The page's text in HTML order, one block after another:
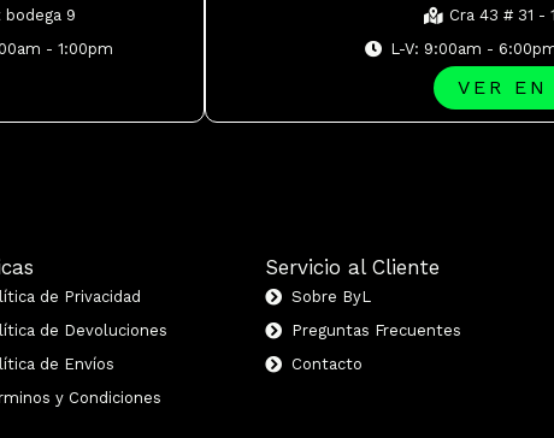
9
- 1:00pm
Cra 43 # 31 -
L-V: 9:00am -
VER EN
de Privacidad
de Devoluciones
de Envíos
y Condiciones
Servicio al Cliente
Sobre ByL
Preguntas Frecuentes
Contacto